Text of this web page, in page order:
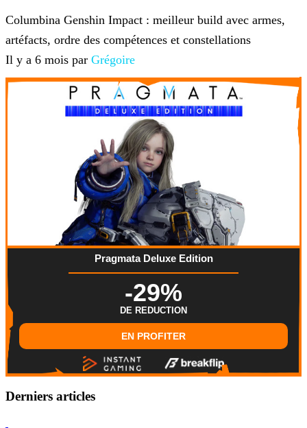
Columbina Genshin Impact : meilleur build avec armes,
artéfacts, ordre des compétences et constellations
Il y a 6 mois par Grégoire
Pragmata Deluxe Edition
-29%
DE REDUCTION
EN PROFITER
Derniers articles